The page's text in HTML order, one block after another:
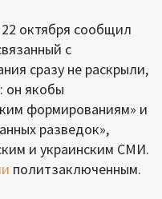
октября сообщил
с
сразу не раскрыли,
он якобы
формированиям» и
разведок»,
и украинским СМИ.
политзаключенным.